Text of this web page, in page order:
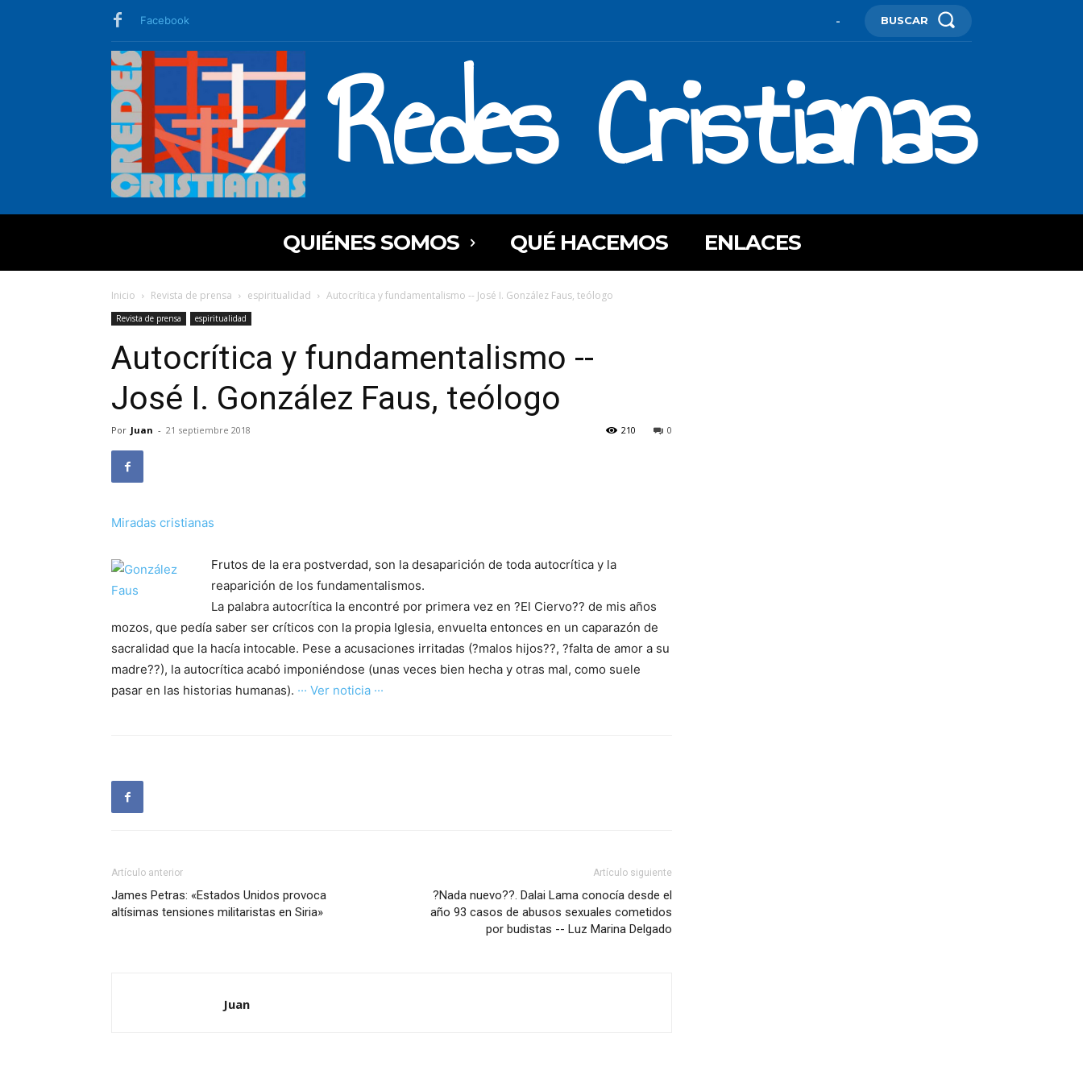
Facebook - BUSCAR
Redes Cristianas
QUIÉNES SOMOS QUÉ HACEMOS ENLACES
Inicio Revista de prensa espiritualidad Autocrítica y fundamentalismo -- José I. González Faus, teólogo
Revista de prensa espiritualidad
Autocrítica y fundamentalismo --
José I. González Faus, teólogo
Por Juan - 21 septiembre 2018 0
210
Miradas cristianas
Frutos de la era postverdad, son la desaparición de toda autocrítica y la
reaparición de los fundamentalismos.
La palabra autocrítica la encontré por primera vez en ?El Ciervo?? de mis años
mozos, que pedía saber ser críticos con la propia Iglesia, envuelta entonces en un caparazón de
sacralidad que la hacía intocable. Pese a acusaciones irritadas (?malos hijos??, ?falta de amor a su
madre??), la autocrítica acabó imponiéndose (unas veces bien hecha y otras mal, como suele
pasar en las historias humanas). ··· Ver noticia ···
Artículo anterior
James Petras: «Estados Unidos provoca
altísimas tensiones militaristas en Siria»
Artículo siguiente
?Nada nuevo??. Dalai Lama conocía desde el
año 93 casos de abusos sexuales cometidos
por budistas -- Luz Marina Delgado
Juan